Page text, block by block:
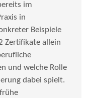
im
in
Beispiele
Zertifikate allein
und welche Rolle
dabei spielt.